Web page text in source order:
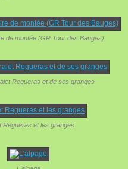
de montée (GR Tour des Bauges)
Regueras et de ses granges
Regueras et les granges